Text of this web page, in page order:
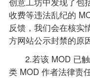
收费等违法乱纪的
反馈，我们会在核实
方网站公示封禁的原因
2.若该 MOD 已
类 MOD 作者法律责